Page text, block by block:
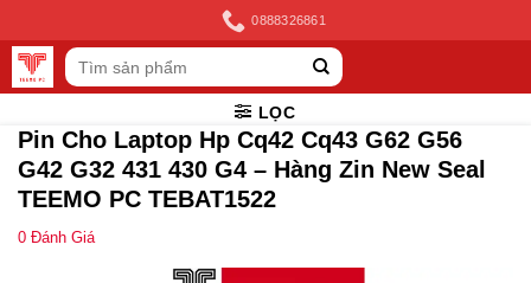
to
content
0888326861
Tìm
kiếm:
LỌC
Pin Cho Laptop Hp Cq42 Cq43 G62 G56
G42 G32 431 430 G4 – Hàng Zin New Seal
TEEMO PC TEBAT1522
0 Đánh Giá